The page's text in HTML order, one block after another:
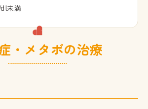
未満
・メタボの治療